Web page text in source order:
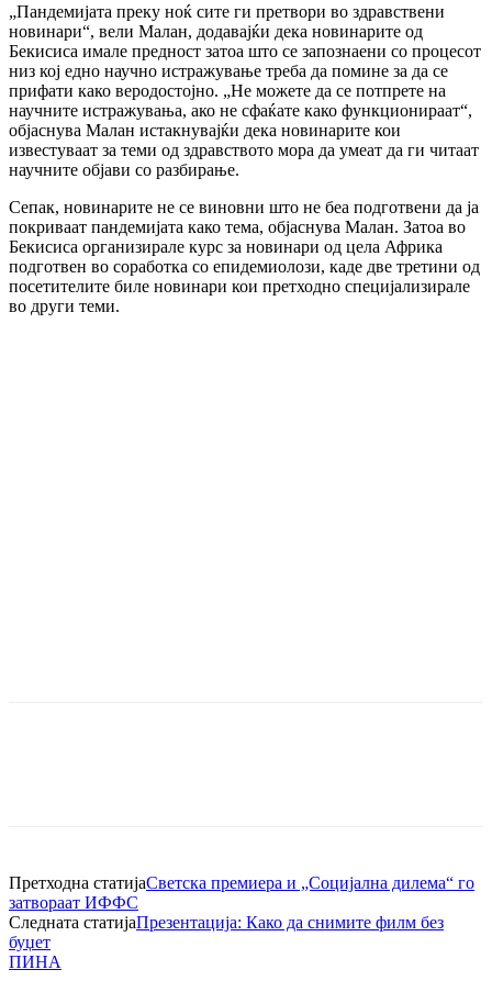
„Пандемијата преку ноќ сите ги претвори во здравствени
новинари“, вели Малан, додавајќи дека новинарите од
Бекисиса имале предност затоа што се запознаени со процесот
низ кој едно научно истражување треба да помине за да се
прифати како веродостојно. „Не можете да се потпрете на
научните истражувања, ако не сфаќате како функционираат“,
објаснува Малан истакнувајќи дека новинарите кои
известуваат за теми од здравството мора да умеат да ги читаат
научните објави со разбирање.
Сепак, новинарите не се виновни што не беа подготвени да ја
покриваат пандемијата како тема, објаснува Малан. Затоа во
Бекисиса организирале курс за новинари од цела Африка
подготвен во соработка со епидемиолози, каде две третини од
посетителите биле новинари кои претходно специјализирале
во други теми.
Претходна статијаСветска премиера и „Социјална дилема“ го
затвораат ИФФС
Следната статијаПрезентација: Како да снимите филм без
буџет
ПИНА